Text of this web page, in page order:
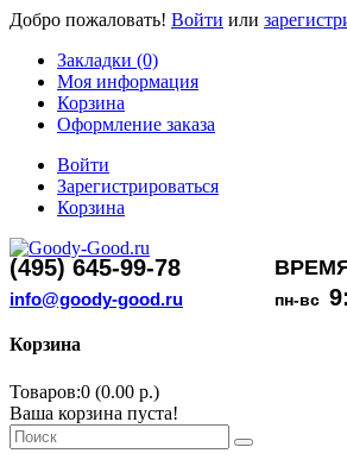
Добро пожаловать! Войти или
Закладки (0)
Моя информация
Корзина
Оформление заказа
Войти
Зарегистрироваться
Корзина
(495) 645-99-78
info@goody-good.ru пн-вс
Корзина
Товаров:0 (0.00 р.)
Ваша корзина пуста!